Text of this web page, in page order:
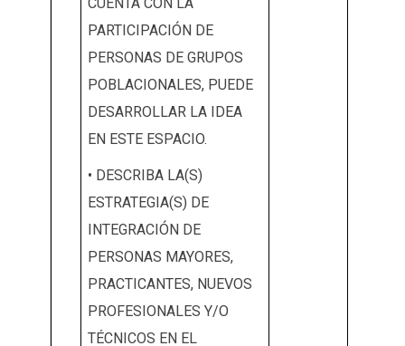
CUENTA CON LA
PARTICIPACIÓN DE
PERSONAS DE GRUPOS
POBLACIONALES, PUEDE
DESARROLLAR LA IDEA
EN ESTE ESPACIO.
• DESCRIBA LA(S)
ESTRATEGIA(S) DE
INTEGRACIÓN DE
PERSONAS MAYORES,
PRACTICANTES, NUEVOS
PROFESIONALES Y/O
TÉCNICOS EN EL